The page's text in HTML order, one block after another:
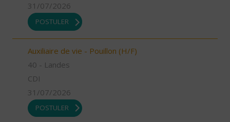
31/07/2026
POSTULER
Auxiliaire de vie - Pouillon (H/F)
40 - Landes
CDI
31/07/2026
POSTULER